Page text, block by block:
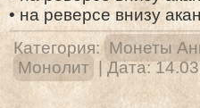
• на реверсе внизу
Категория: Монеты
Монолит
| Дата: